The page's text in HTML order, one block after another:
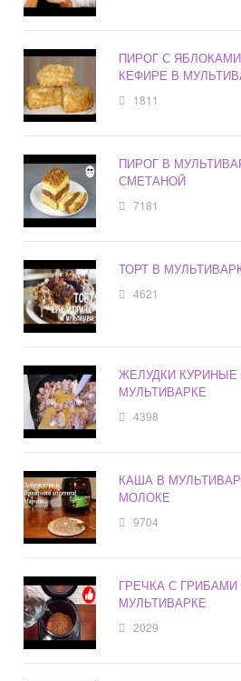
ПИРОГ С
КЕФИРЕ В
1811
ПИРОГ В
СМЕТАНОЙ
7181
ТОРТ В
4621
ЖЕЛУДКИ
МУЛЬТИВАРКЕ
4398
КАША В
МОЛОКЕ
9704
ГРЕЧКА С
МУЛЬТИВАРКЕ
2029